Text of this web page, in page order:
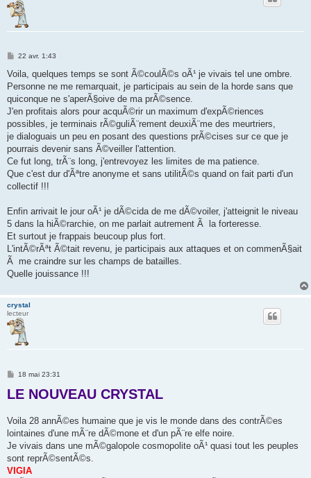
M
s
a
g
22 avr. 1:43
Voila, quelques temps se sont Ã©coulÃ©s oÃ¹ je vivais tel une ombre.
Personne ne me remarquait, je participais au sein de la horde sans que
quiconque ne s'aperÃ§oive de ma prÃ©sence.
J'en profitais alors pour acquÃ©rir un maximum d'expÃ©riences
possibles, je terminais rÃ©guliÃ¨rement deuxiÃ¨me des meurtriers,
je dialoguais un peu en posant des questions prÃ©cises sur ce que je
pourrais devenir sans Ã©veiller l'attention.
Ce fut long, trÃ¨s long, j'entrevoyez les limites de ma patience.
Que c'est dur d'Ãªtre anonyme et sans utilitÃ©s quand on fait parti d'un
collectif !!!
Enfin arrivait le jour oÃ¹ je dÃ©cida de me dÃ©voiler, j'atteignit le niveau
5 dans la hiÃ©rarchie, on me parlait autrement Ã la forteresse.
Et surtout je frappais beucoup plus fort.
L'intÃ©rÃªt Ã©tait revenu, je participais aux attaques et on commenÃ§ait
Ã me craindre sur les champs de batailles.
Quelle jouissance !!!
crystal
lecteur
M
s
s
e
18 mai 23:31
LE NOUVEAU CRYSTAL
Voila 28 annÃ©es humaine que je vis le monde dans des contrÃ©es
lointaines d'une mÃ¨re dÃ©mone et d'un pÃ¨re elfe noire.
Je vivais dans une mÃ©galopole cosmopolite oÃ¹ quasi tout les peuples
sont reprÃ©sentÃ©s.
VIGIA